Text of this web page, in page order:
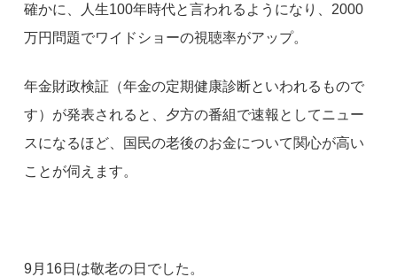
確かに、人生100年時代と言われるようになり、2000
万円問題でワイドショーの視聴率がアップ。
年金財政検証（年金の定期健康診断といわれるもので
す）が発表されると、夕方の番組で速報としてニュー
スになるほど、国民の老後のお金について関心が高い
ことが伺えます。
9月16日は敬老の日でした。